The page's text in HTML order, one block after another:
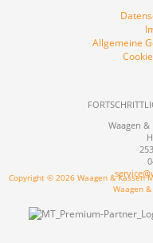
Allgemeine
Waagen &
Copyright © 2026 Waagen & Kassen
Waagen